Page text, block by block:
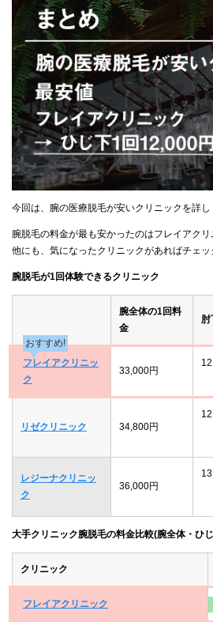
今回は、腕の医療脱毛が安いクリニックを詳し
腕脱毛の料金が最も安かったのはフレイアクリ
他にも、気になったクリニックがあればチェッ
腕脱毛が1回体験できるクリニック
腕全体の1回料
金
おすすめ!
フレイアクリニッ
ク
33,000円
リゼクリニック 34,800円
レジーナクリニッ
ク
36,000円
大手クリニック腕脱毛の料金比較(腕全体・ひ
クリニック
フレイアクリニック